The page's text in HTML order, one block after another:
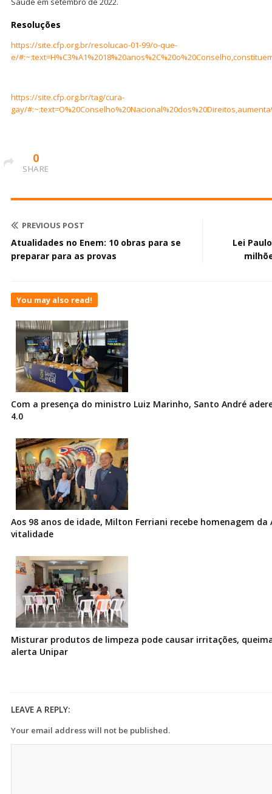
Resoluções
https://site.cfp.org.br/resolucao-01-99/o-que-
e/
https://site.cfp.org.br/tag/cura-
gay/
0
SHARE
PREVIOUS POST
Atualidades no Enem: 10 obras para se
preparar para as provas
Lei
You may also read!
Com a presença do ministro Luiz Marinho, Santo André
4.0
Aos 98 anos de idade, Milton Ferriani recebe homenagem da
vitalidade
Misturar produtos de limpeza pode causar irritações,
alerta Unipar
LEAVE A REPLY:
Your email address will not be published.